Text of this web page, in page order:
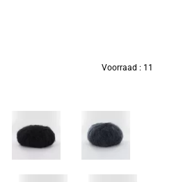
Voorraad : 11